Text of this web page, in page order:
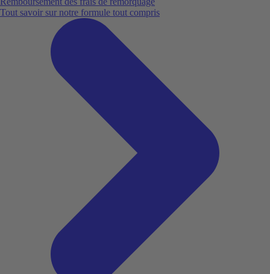
Tout savoir sur notre formule tout compris